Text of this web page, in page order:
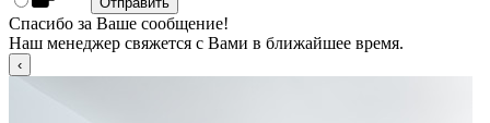
Спасибо за Ваше сообщение!
Наш менеджер свяжется с Вами в ближайшее время.